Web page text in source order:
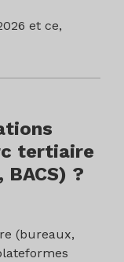
et ce,
tertiaire
?
(bureaux,